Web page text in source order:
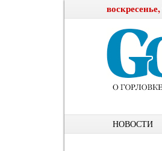
воскресенье,
НОВОСТИ